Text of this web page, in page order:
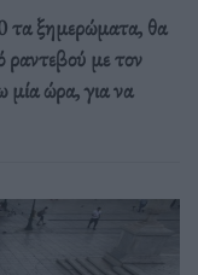
τα ξημερώματα, θα
ραντεβού με τον
μία ώρα, για να